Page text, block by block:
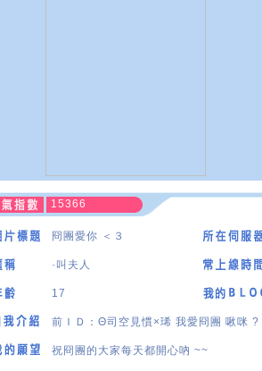
15366
冏團愛你 ＜３
·叫夫人
17
前ＩＤ：Θ司空見慣×琋 我愛冏團 啾咪 ?
祝冏團的大家每天都開心吶 ~~